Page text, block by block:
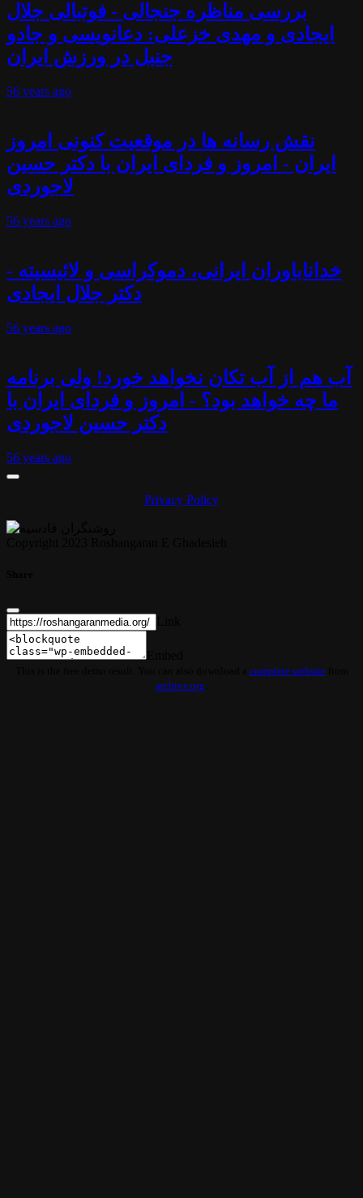
بررسی مناظره جنجالی - فوتبالی جلال
ایجادی و مهدی خزعلی: دعانویسی و جادو
جنبل در ورزش ایران
56 years ago
نقش رسانه ها در موقعیت کنونی امروز
ایران - امروز و فردای ایران با دکتر حسین
لاجوردی
56 years ago
خداناباوران ایرانی، دموکراسی و لائیسیته -
دکتر جلال ایجادی
56 years ago
آب هم از آب تکان نخواهد خورد! ولی برنامه
ما چه خواهد بود؟ - امروز و فردای ایران با
دکتر حسین لاجوردی
56 years ago
Privacy Policy
complete websitefrom
archive.org